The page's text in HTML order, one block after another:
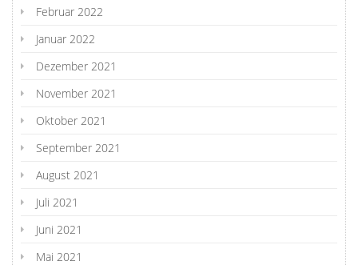
Februar 2022
Januar 2022
Dezember 2021
November 2021
Oktober 2021
September 2021
August 2021
Juli 2021
Juni 2021
Mai 2021